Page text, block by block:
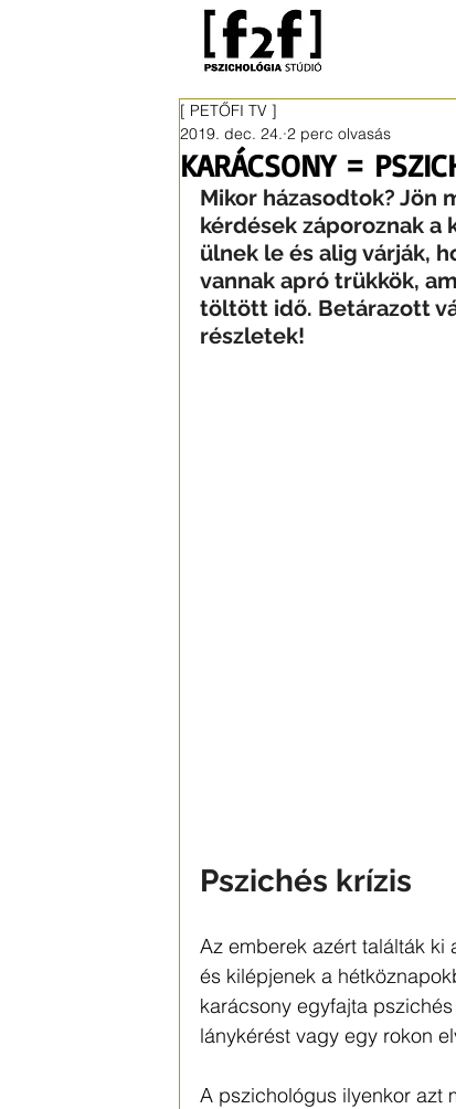
KARÁCSONY =
[ PETŐFI TV ]
2019. dec. 24. 2 perc olvasás
Mikor házasodtok? Jön
kérdések záporoznak a
ülnek le és alig várják,
vannak apró trükkök,
töltött idő. Betárazott
részletek!
Pszichés krízis
Az emberek azért találták
és kilépjenek a
karácsony egyfajta
lánykérést vagy egy rokon
A pszichológus ilyenkor azt